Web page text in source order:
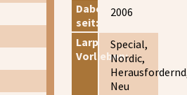
Dabei
seit:
2006
Larp
Vorlieben:
Special,
Nordic,
Neu